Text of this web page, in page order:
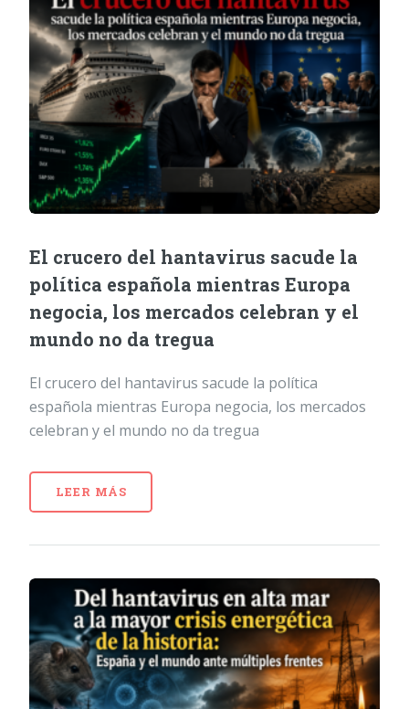
El crucero del hantavirus sacude la
política española mientras Europa
negocia, los mercados celebran y el
mundo no da tregua
El crucero del hantavirus sacude la política
española mientras Europa negocia, los mercados
celebran y el mundo no da tregua
LEER MÁS